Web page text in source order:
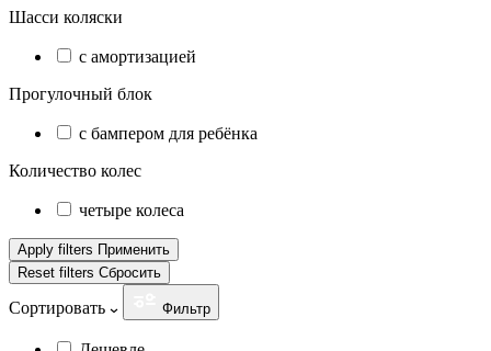
Шасси коляски
с амортизацией
Прогулочный блок
с бампером для ребёнка
Количество колес
четыре колеса
Apply filters Применить
Reset filters Сбросить
Сортировать Фильтр